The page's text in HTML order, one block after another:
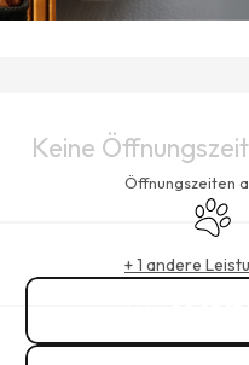
Keine
Öffnungszeiten
Tiere
+ 1 andere